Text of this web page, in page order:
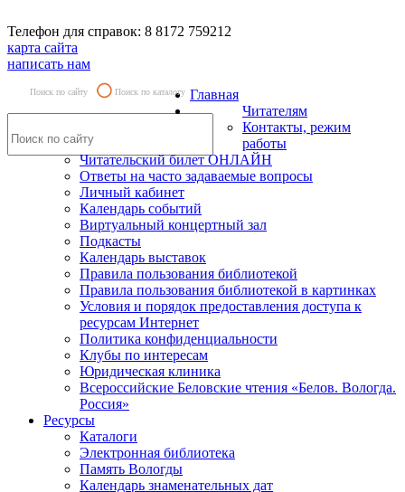
Телефон для справок: 8 8172 759212
карта сайта
написать нам
Поиск по сайту Поиск по каталогу Главная
Читателям
Контакты, режим
работы
Читательский билет ОНЛАЙН
Ответы на часто задаваемые вопросы
Личный кабинет
Календарь событий
Виртуальный концертный зал
Подкасты
Календарь выставок
Правила пользования библиотекой
Правила пользования библиотекой в картинках
Условия и порядок предоставления доступа к
ресурсам Интернет
Политика конфиденциальности
Клубы по интересам
Юридическая клиника
Всероссийские Беловские чтения «Белов. Вологда.
Россия»
Ресурсы
Каталоги
Электронная библиотека
Память Вологды
Календарь знаменательных дат